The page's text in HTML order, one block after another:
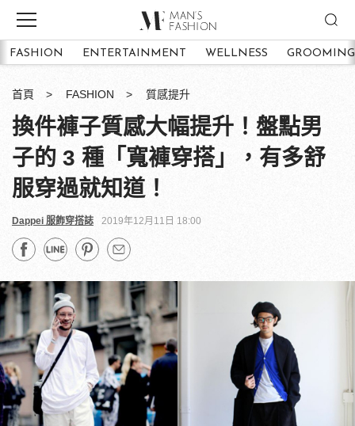
FASHION ENTERTAINMENT WELLNESS GROOMING
首頁 FASHION 質感提升
換件褲子質感大幅提升！盤點男
子的 3 種「寬褲穿搭」，有多舒
服穿過就知道！
Dappei 服飾穿搭誌 2019年12月11日 18:00